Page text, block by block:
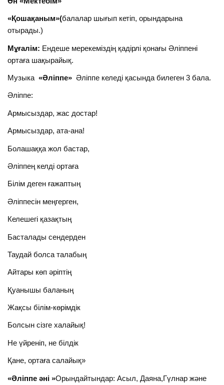
«Қошақаным»(балалар шығып кетіп, орындарына
отырады.)
Мұғалім: Ендеше мерекеміздің қадірлі қонағы Әліппені
ортаға шақырайық.
Музыка«Әліппе» Әліппе келеді қасында билеген 3 бала.
Әліппе:
Армысыздар, жас достар!
Армысыздар, ата-ана!
Болашаққа жол бастар,
Әліппең келді ортаға
Білім деген ғажаптың
Әліппесін меңгерген,
Келешегі қазақтың
Басталады сендерден
Таудай болса талабың
Айтары көп әріптің
Қуанышы баланың
Жақсы білім-көрімдік
Болсын сізге халайық!
Не үйреніп, не білдік
Қане, ортаға салайық»
«Әліппе әні »Орындайтындар: Асыл, Даяна,Гүлнар және